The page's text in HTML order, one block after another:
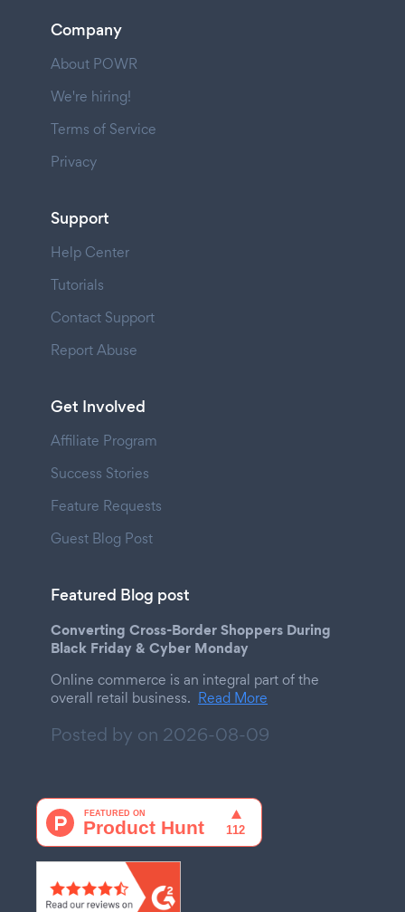
Company
About POWR
We're hiring!
Terms of Service
Privacy
Support
Help Center
Tutorials
Contact Support
Report Abuse
Get Involved
Affiliate Program
Success Stories
Feature Requests
Guest Blog Post
Featured Blog post
Converting Cross-Border Shoppers During
Black Friday & Cyber Monday
Online commerce is an integral part of the
overall retail business. Read More
Posted by on 2026-08-09